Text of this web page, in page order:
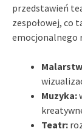
przedstawień
zespołowej, co
emocjonalnego
Muzyka:
Teatr: